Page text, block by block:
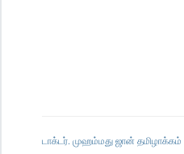
டாக்டர். முஹம்மது ஜான் தமிழாக்கம்